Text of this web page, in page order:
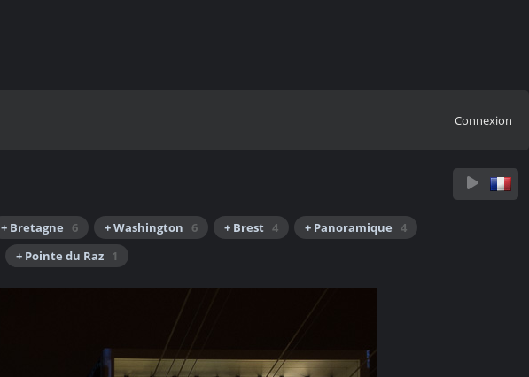
Connexion
+ Bretagne 6 + Washington 6 + Brest 4 + Panoramique 4
+ Pointe du Raz 1